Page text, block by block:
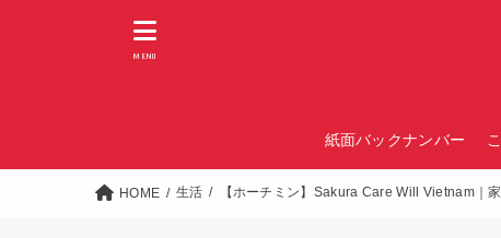
紙面バックナンバー
MENU
HOME 生活 【ホーチミン】Sakura Care Will Vietnam｜